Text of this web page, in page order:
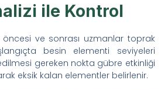
ile Kontrol
öncesi ve sonrası uzmanlar toprak
besin elementi seviyeleri
edilmesi gereken nokta gübre etkinliği
eksik kalan elementler belirlenir.